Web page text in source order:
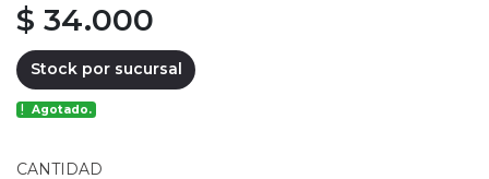
$ 34.000
Stock por sucursal
Agotado.
CANTIDAD